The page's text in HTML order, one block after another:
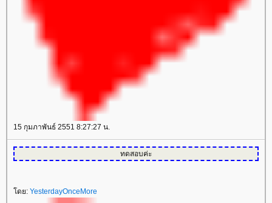
15 กุมภาพันธ์ 2551 8:27:27 น.
ทดสอบค่ะ
ดย: YesterdayOnceMore